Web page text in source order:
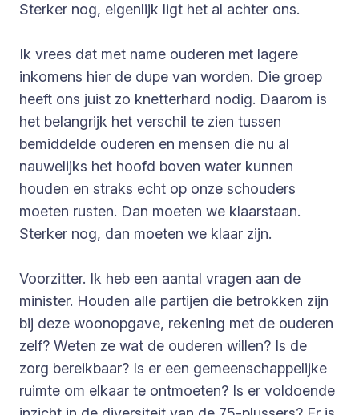
Sterker nog, eigenlijk ligt het al achter ons.
Ik vrees dat met name ouderen met lagere
inkomens hier de dupe van worden. Die groep
heeft ons juist zo knetterhard nodig. Daarom is
het belangrijk het verschil te zien tussen
bemiddelde ouderen en mensen die nu al
nauwelijks het hoofd boven water kunnen
houden en straks echt op onze schouders
moeten rusten. Dan moeten we klaarstaan.
Sterker nog, dan moeten we klaar zijn.
Voorzitter. Ik heb een aantal vragen aan de
minister. Houden alle partijen die betrokken zijn
bij deze woonopgave, rekening met de ouderen
zelf? Weten ze wat de ouderen willen? Is de
zorg bereikbaar? Is er een gemeenschappelijke
ruimte om elkaar te ontmoeten? Is er voldoende